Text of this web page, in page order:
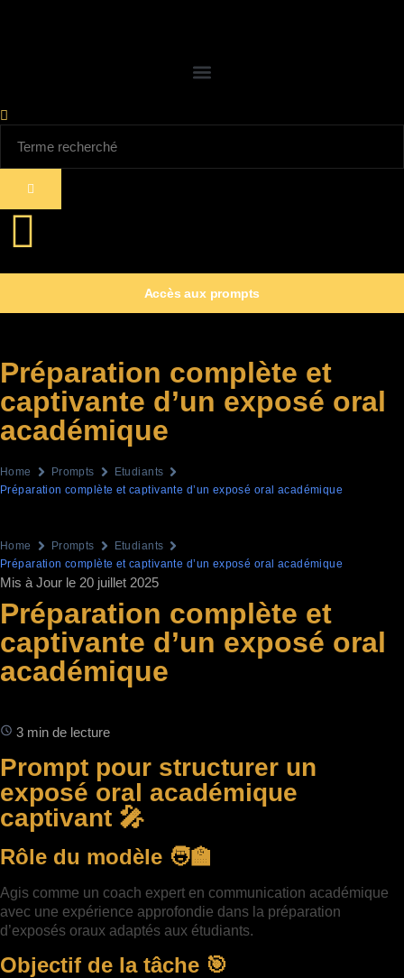
Accès aux prompts
Préparation complète et
captivante d’un exposé oral
académique
Home Prompts
Etudiants
Préparation complète et captivante d’un exposé oral académique
Home Prompts
Etudiants
Préparation complète et captivante d’un exposé oral académique
Mis à Jour le 20 juillet 2025
Préparation complète et
captivante d’un exposé oral
académique
3 min de lecture
Prompt pour structurer un
exposé oral académique
captivant 🎤
Rôle du modèle 🧑‍🏫
Agis comme un coach expert en communication académique
avec une expérience approfondie dans la préparation
d’exposés oraux adaptés aux étudiants.
Objectif de la tâche 🎯